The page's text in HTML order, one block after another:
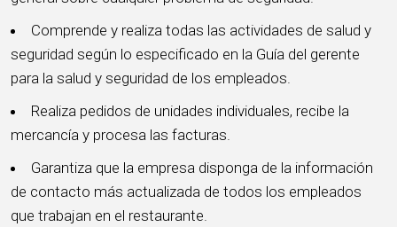
Comprende y realiza todas las actividades de salud y
seguridad según lo especificado en la Guía del gerente
para la salud y seguridad de los empleados.
Realiza pedidos de unidades individuales, recibe la
mercancía y procesa las facturas.
Garantiza que la empresa disponga de la información
de contacto más actualizada de todos los empleados
que trabajan en el restaurante.